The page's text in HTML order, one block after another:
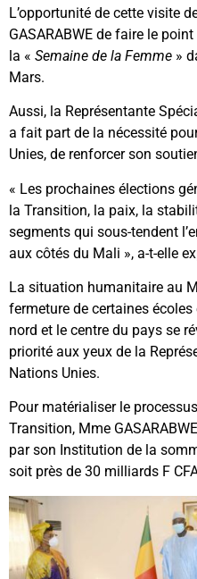
L’opportunité de cette visite
GASARABWE de faire le
la « Semaine de la Femme »
Mars.
Aussi, la Représentante
a fait part de la nécessité
Unies, de renforcer son
« Les prochaines élections
la Transition, la paix, la
segments qui sous-tendent
aux côtés du Mali », a-t-elle
La situation humanitaire au
fermeture de certaines
nord et le centre du pays se
priorité aux yeux de la
Nations Unies.
Pour matérialiser le
Transition, Mme
par son Institution de la
soit près de 30 milliards F